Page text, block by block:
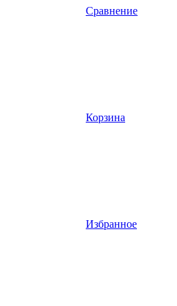
Сравнение
Корзина
Избранное